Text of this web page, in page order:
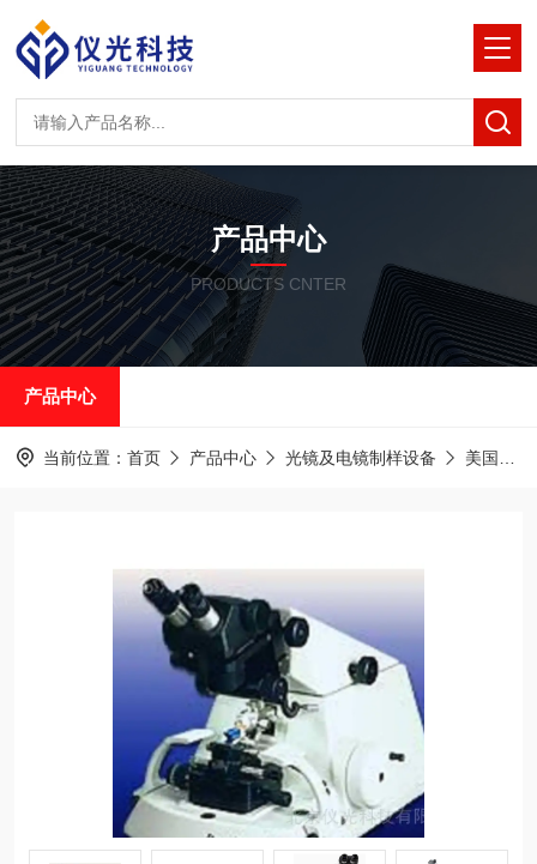
产品中心
PRODUCTS CNTER
产品中心
当前位置： 首页 产品中心 光镜及电镜制样设备 美国RMC半薄&超薄切片机